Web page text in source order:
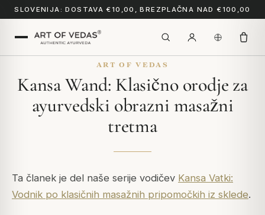
SLOVENIJA: DOSTAVA €10,00, BREZPLAČNA NAD €100,00
ART OF VEDAS
Kansa Wand: Klasično orodje za
ayurvedski obrazni masažni
tretma
Ta članek je del naše serije vodičev Kansa Vatki:
Vodnik po klasičnih masažnih pripomočkih iz sklede.